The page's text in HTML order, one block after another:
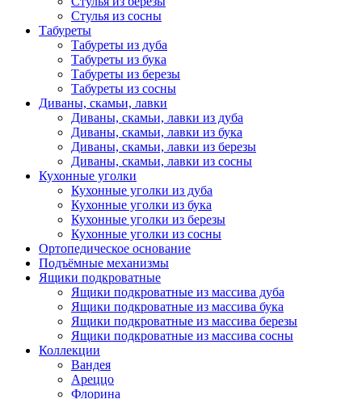
Стулья из сосны
Табуреты
Табуреты из дуба
Табуреты из бука
Табуреты из березы
Табуреты из сосны
Диваны, скамьи, лавки
Диваны, скамьи, лавки из дуба
Диваны, скамьи, лавки из бука
Диваны, скамьи, лавки из березы
Диваны, скамьи, лавки из сосны
Кухонные уголки
Кухонные уголки из дуба
Кухонные уголки из бука
Кухонные уголки из березы
Кухонные уголки из сосны
Ортопедическое основание
Подъёмные механизмы
Ящики подкроватные
Ящики подкроватные из массива дуба
Ящики подкроватные из массива бука
Ящики подкроватные из массива березы
Ящики подкроватные из массива сосны
Коллекции
Вандея
Ареццо
Флорина